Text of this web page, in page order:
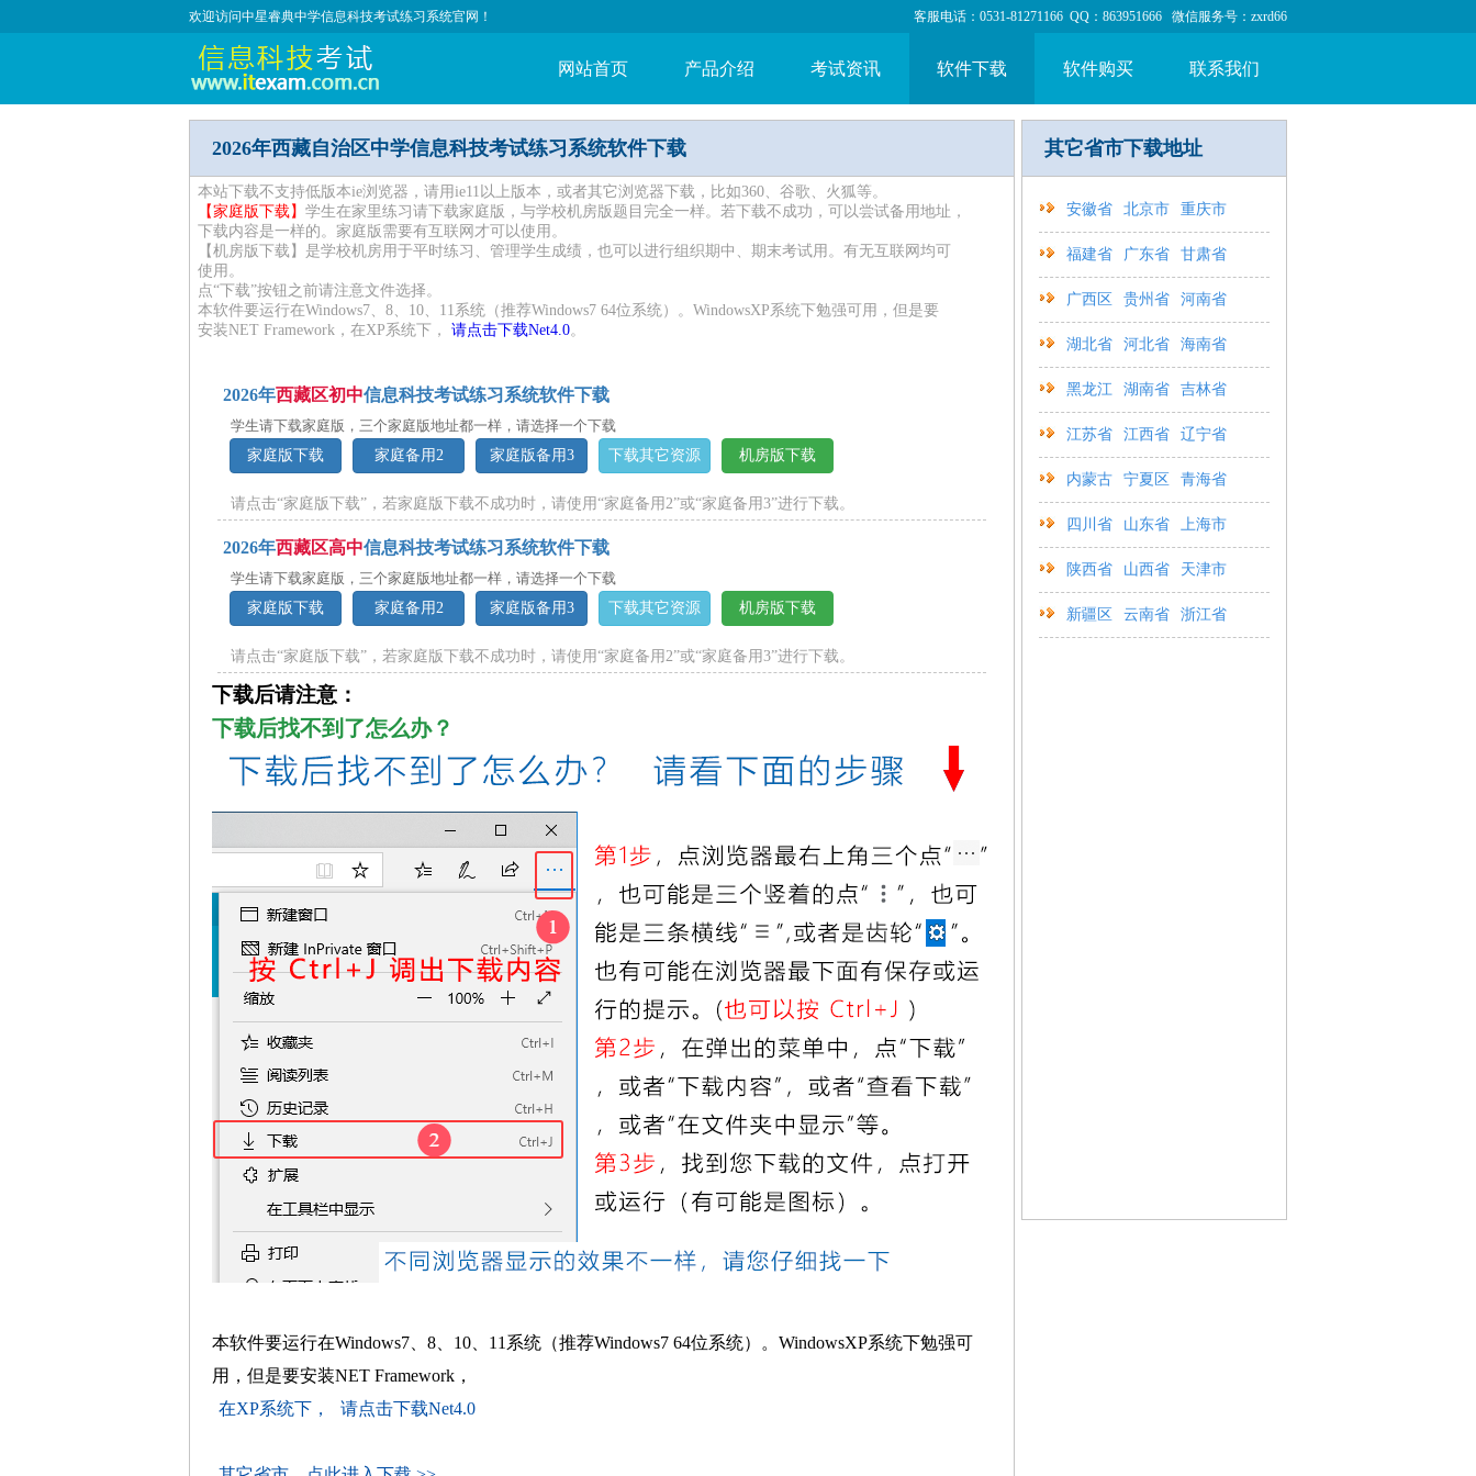
欢迎访问中星睿典中学信息科技考试练习系统官网！ 客服电话：0531-81271166 QQ：863951666 微信服务号：zxrd66
网站首页 产品介绍 考试资讯 软件下载 软件购买 联系我们
2026年西藏自治区中学信息科技考试练习系统软件下载
本站下载不支持低版本ie浏览器，请用ie11以上版本，或者其它浏览器下载，比如360、谷歌、火狐等。
【家庭版下载】 学生在家里练习请下载家庭版，与学校机房版题目完全一样。若下载不成功，可以尝试备用地址，
下载内容是一样的。家庭版需要有互联网才可以使用。
【机房版下载】是学校机房用于平时练习、管理学生成绩，也可以进行组织期中、期末考试用。有无互联网均可
使用。
点“下载”按钮之前请注意文件选择。
本软件要运行在Windows7、8、10、11系统（推荐Windows7 64位系统）。WindowsXP系统下勉强可用，但是要
安装NET Framework，在XP系统下， 请点击下载Net4.0。
2026年西藏区初中信息科技考试练习系统软件下载
学生请下载家庭版，三个家庭版地址都一样，请选择一个下载
家庭版下载
家庭备用2 家庭版备用3 下载其它资源 机房版下载
请点击“家庭版下载”，若家庭版下载不成功时，请使用“家庭备用2”或“家庭备用3”进行下载。
2026年西藏区高中信息科技考试练习系统软件下载
学生请下载家庭版，三个家庭版地址都一样，请选择一个下载
家庭版下载
家庭备用2 家庭版备用3 下载其它资源 机房版下载
请点击“家庭版下载”，若家庭版下载不成功时，请使用“家庭备用2”或“家庭备用3”进行下载。
下载后请注意：
下载后找不到了怎么办？
本软件要运行在Windows7、8、10、11系统（推荐Windows7 64位系统）。WindowsXP系统下勉强可
用，但是要安装NET Framework，
在XP系统下，
请点击下载Net4.0
其它省市下载地址
安徽省 北京市 重庆市
福建省 广东省 甘肃省
广西区 贵州省 河南省
湖北省 河北省 海南省
黑龙江 湖南省 吉林省
江苏省 江西省 辽宁省
内蒙古 宁夏区 青海省
四川省 山东省 上海市
陕西省 山西省 天津市
新疆区 云南省 浙江省